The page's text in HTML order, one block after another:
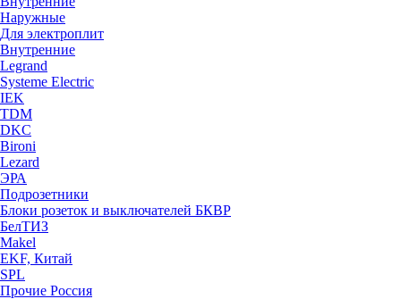
Наружные
Для электроплит
Внутренние
Legrand
Systeme Electric
IEK
TDM
DKC
Bironi
Lezard
ЭРА
Подрозетники
Блоки розеток и выключателей БКВР
БелТИЗ
Makel
EKF, Китай
SPL
Прочие Россия